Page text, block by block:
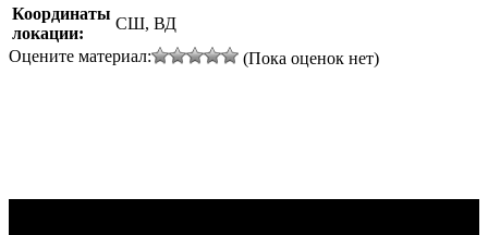
Координаты
локации:
СШ, ВД
Оцените материал:
(Пока оценок нет)